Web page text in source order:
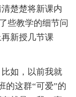
楚楚将新课内
些教学的细节问
新授几节课
如，以前我就
的这群“可爱”的